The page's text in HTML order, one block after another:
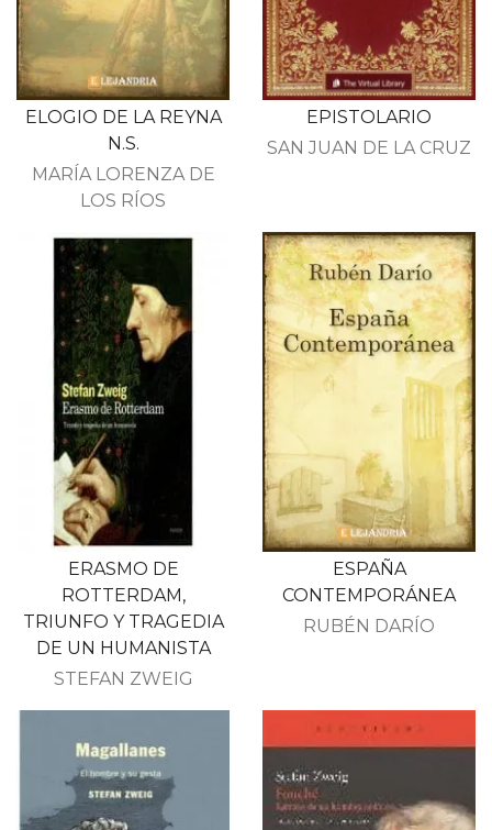
ELOGIO DE LA REYNA
N.S.
MARÍA LORENZA DE
LOS RÍOS
EPISTOLARIO
SAN JUAN DE LA CRUZ
ERASMO DE
ROTTERDAM,
TRIUNFO Y TRAGEDIA
DE UN HUMANISTA
STEFAN ZWEIG
ESPAÑA
CONTEMPORÁNEA
RUBÉN DARÍO